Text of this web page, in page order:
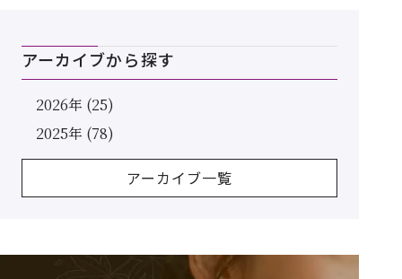
アーカイブから探す
2026年 (25)
2025年 (78)
アーカイブ一覧